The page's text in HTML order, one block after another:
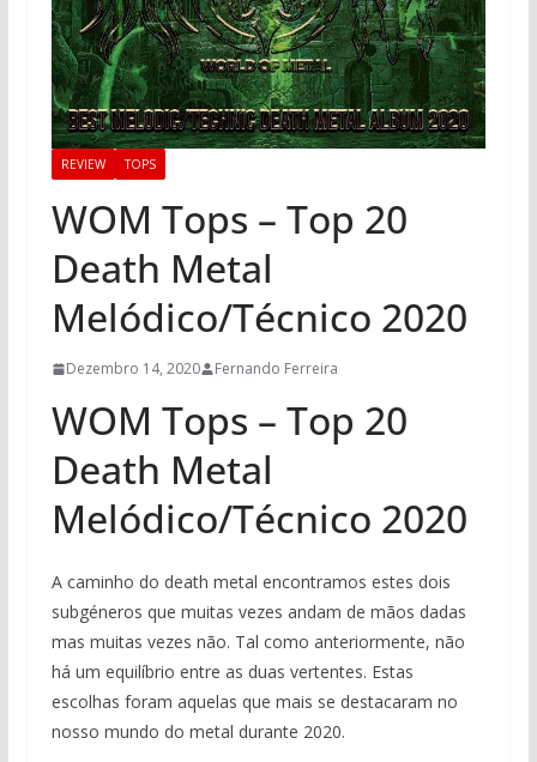
REVIEW TOPS
WOM Tops – Top 20
Death Metal
Melódico/Técnico 2020
Dezembro 14, 2020 Fernando Ferreira
WOM Tops – Top 20
Death Metal
Melódico/Técnico 2020
A caminho do death metal encontramos estes dois
subgéneros que muitas vezes andam de mãos dadas
mas muitas vezes não. Tal como anteriormente, não
há um equilíbrio entre as duas vertentes. Estas
escolhas foram aquelas que mais se destacaram no
nosso mundo do metal durante 2020.